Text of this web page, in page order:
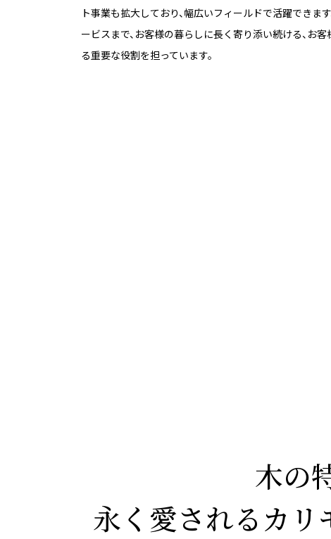
ト事業も拡大しており、幅広いフィールドで活躍できま
ービスまで、お客様の暮らしに長く寄り添い続ける、お
る重要な役割を担っています。
木の
永く愛される カリ